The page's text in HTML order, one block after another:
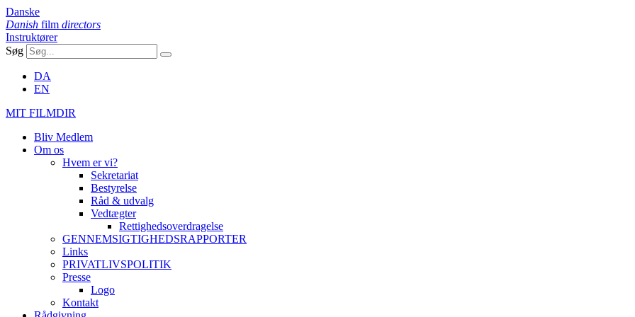
Danske
Danish film directors
Instruktører
Søg
DA
EN
MIT FILMDIR
Bliv Medlem
Om os
Hvem er vi?
Sekretariat
Bestyrelse
Råd & udvalg
Vedtægter
Rettighedsoverdragelse
GENNEMSIGTIGHEDSRAPPORTER
Links
PRIVATLIVSPOLITIK
Presse
Logo
Kontakt